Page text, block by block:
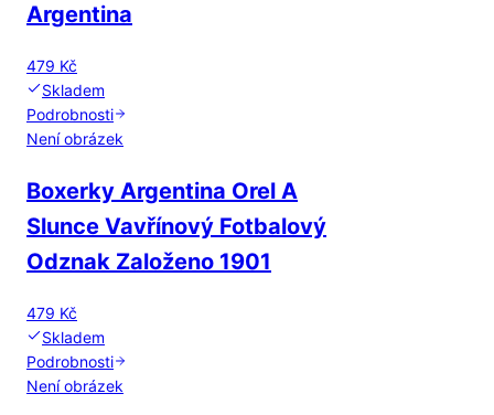
Argentina
479 Kč
Skladem
Podrobnosti
Není obrázek
Boxerky Argentina Orel A
Slunce Vavřínový Fotbalový
Odznak Založeno 1901
479 Kč
Skladem
Podrobnosti
Není obrázek